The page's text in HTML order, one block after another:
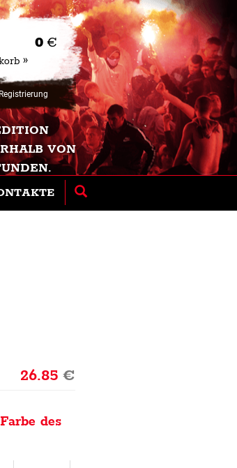
0 €
»
Registrierung
VON
26.85€
des